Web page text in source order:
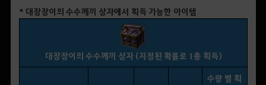
* 대장장이의 수수께끼 상자에서 획득 가능한 아이템
대장장이의 수수께끼 상자 (지정된 확률로 1종 획득)
수량 별 획